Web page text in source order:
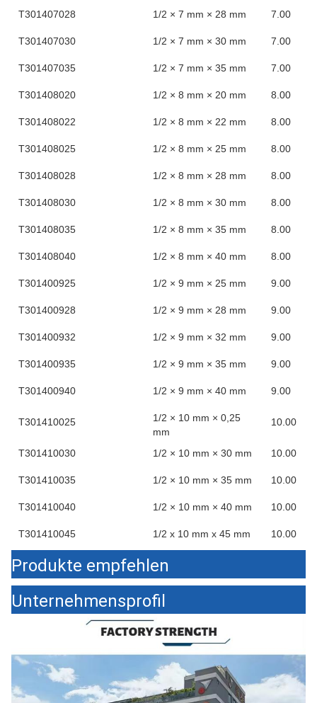
T301407028 1/2 × 7 mm × 28 mm 7.00
T301407030 1/2 × 7 mm × 30 mm 7.00
T301407035 1/2 × 7 mm × 35 mm 7.00
T301408020 1/2 × 8 mm × 20 mm 8.00
T301408022 1/2 × 8 mm × 22 mm 8.00
T301408025 1/2 × 8 mm × 25 mm 8.00
T301408028 1/2 × 8 mm × 28 mm 8.00
T301408030 1/2 × 8 mm × 30 mm 8.00
T301408035 1/2 × 8 mm × 35 mm 8.00
T301408040 1/2 × 8 mm × 40 mm 8.00
T301400925 1/2 × 9 mm × 25 mm 9.00
T301400928 1/2 × 9 mm × 28 mm 9.00
T301400932 1/2 × 9 mm × 32 mm 9.00
T301400935 1/2 × 9 mm × 35 mm 9.00
T301400940 1/2 × 9 mm × 40 mm 9.00
T301410025
1/2 × 10 mm × 0,25
mm
10.00
T301410030 1/2 × 10 mm × 30 mm 10.00
T301410035 1/2 × 10 mm × 35 mm 10.00
T301410040 1/2 × 10 mm × 40 mm 10.00
T301410045 1/2 x 10 mm x 45 mm 10.00
Produkte empfehlen
Unternehmensprofil